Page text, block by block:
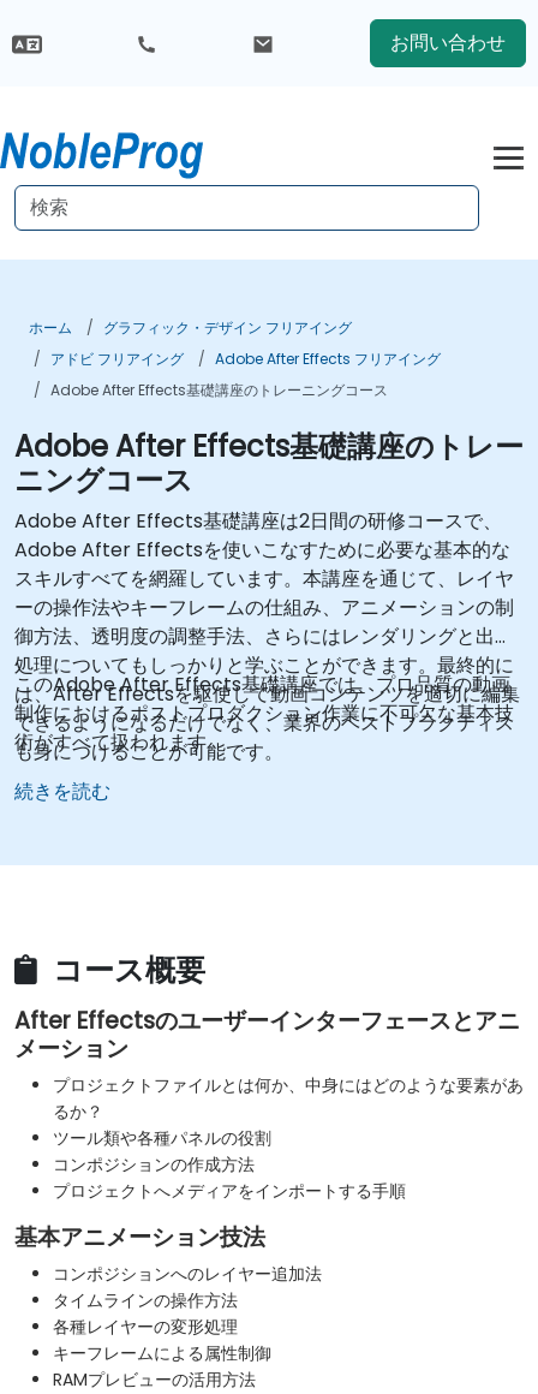
お問い合わせ
ホーム
グラフィック・デザイン フリアイング
アドビ フリアイング
Adobe After Effects フリアイング
Adobe After Effects基礎講座のトレーニングコース
Adobe After Effects基礎講座のトレー
ニングコース
Adobe After Effects基礎講座は2日間の研修コースで、
Adobe After Effectsを使いこなすために必要な基本的な
スキルすべてを網羅しています。本講座を通じて、レイヤ
ーの操作法やキーフレームの仕組み、アニメーションの制
御方法、透明度の調整手法、さらにはレンダリングと出力
処理についてもしっかりと学ぶことができます。最終的に
は、After Effectsを駆使して動画コンテンツを適切に編集
できるようになるだけでなく、業界のベストプラクティス
も身につけることが可能です。
このAdobe After Effects基礎講座では、プロ品質の動画
制作におけるポストプロダクション作業に不可欠な基本技
術がすべて扱われます。
続きを読む
コース概要
After Effectsのユーザーインターフェースとアニ
メーション
プロジェクトファイルとは何か、中身にはどのような要素があ
るか？
ツール類や各種パネルの役割
コンポジションの作成方法
プロジェクトへメディアをインポートする手順
基本アニメーション技法
コンポジションへのレイヤー追加法
タイムラインの操作方法
各種レイヤーの変形処理
キーフレームによる属性制御
RAMプレビューの活用方法